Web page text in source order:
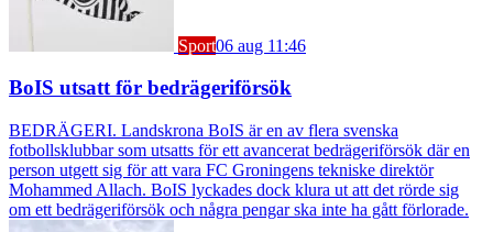
Sport06 aug 11:46
BoIS utsatt för bedrägeriförsök
BEDRÄGERI. Landskrona BoIS är en av flera svenska
fotbollsklubbar som utsatts för ett avancerat bedrägeriförsök där en
person utgett sig för att vara FC Groningens tekniske direktör
Mohammed Allach. BoIS lyckades dock klura ut att det rörde sig
om ett bedrägeriförsök och några pengar ska inte ha gått förlorade.